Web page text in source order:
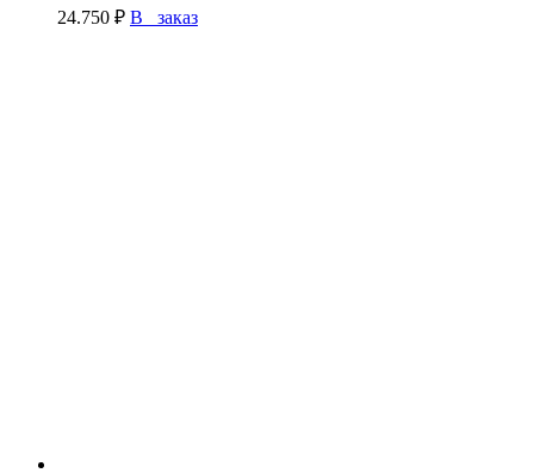
24.750 ₽ В заказ